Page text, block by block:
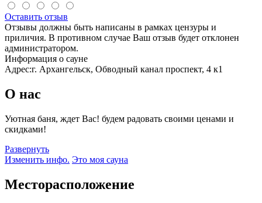
Оставить отзыв
Отзывы должны быть написаны в рамках цензуры и
приличия. В противном случае Ваш отзыв будет отклонен
администратором.
Информация о сауне
Адрес:г. Архангельск, ​Обводный канал проспект, 4 к1
О нас
Уютная баня, ждет Вас! будем радовать своими ценами и
скидками!
Развернуть
Изменить инфо. Это моя сауна
Месторасположение